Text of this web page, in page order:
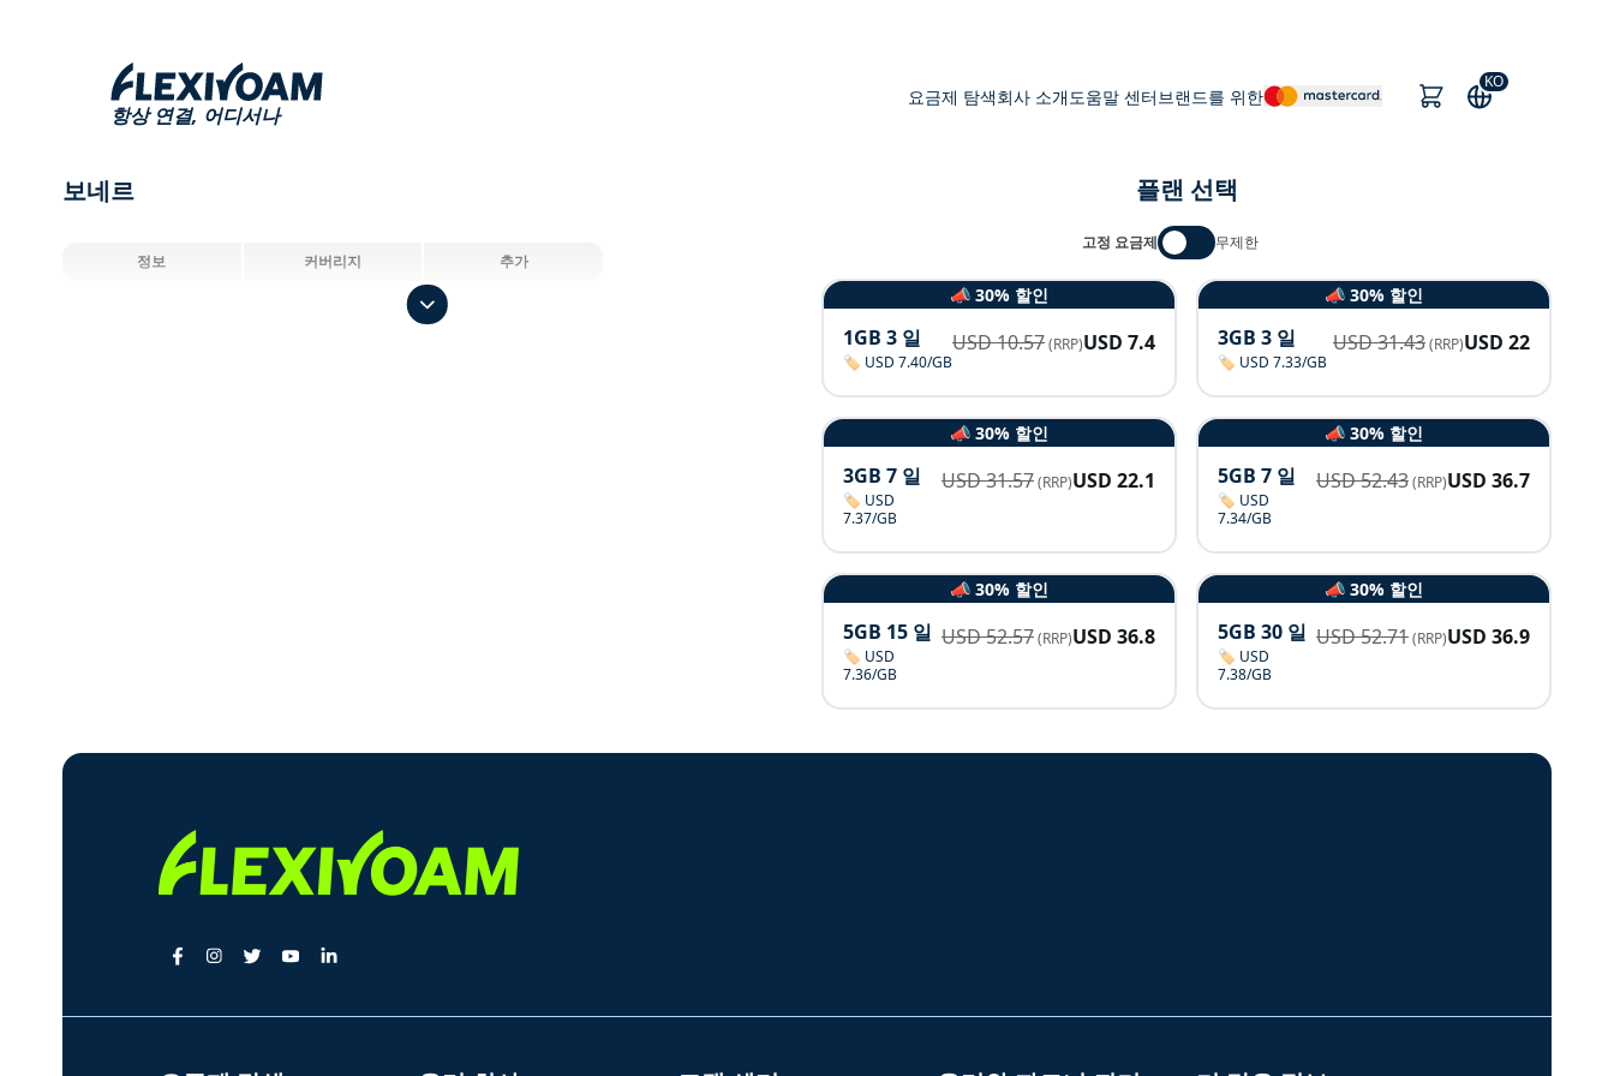
항상 연결, 어디서나
요금제 탐색회사 소개도움말 센터브랜드를 위한
KO
보네르
정보 커버리지 추가
플랜 선택
고정 요금제 무제한
📣 30% 할인
1GB 3 일
🏷️ USD 7.40/GB
USD10.57(RRP)USD 7.4
📣 30% 할인
3GB 3 일
🏷️ USD 7.33/GB
USD31.43(RRP)USD 22
📣 30% 할인
3GB 7 일
🏷️ USD
7.37/GB
USD31.57(RRP)USD 22.1
📣 30% 할인
5GB 7 일
🏷️ USD
7.34/GB
USD52.43(RRP)USD 36.7
📣 30% 할인
5GB 15 일
🏷️ USD
7.36/GB
USD52.57(RRP)USD 36.8
📣 30% 할인
5GB 30 일
🏷️ USD
7.38/GB
USD52.71(RRP)USD 36.9